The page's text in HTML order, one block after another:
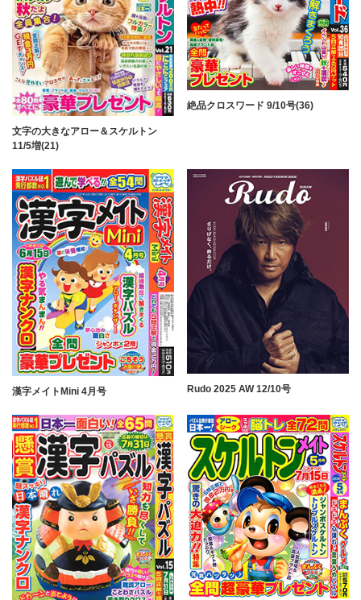
文字の大きなアロー＆スケルトン
11/5増(21)
絶品クロスワード 9/10号(36)
漢字メイトMini 4月号 Rudo 2025 AW 12/10号